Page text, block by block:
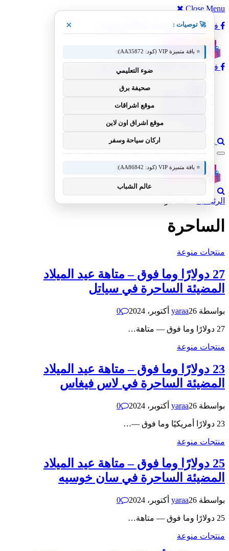
Close Menu
فيسبوك
X (Twitter)
فيسبوك الانستغرام
عطور رجالية
زيوت عطرية
الرئيسية
الساحرة
منتجات منوعة
27 دولارًا وما فوق – متاهة عيد الميلاد
المضيئة الساحرة في سياتل
بواسطة yaraa26 أكتوبر، 2024 0
27 دولارًا وما فوق — متاهة…
منتجات منوعة
23 دولارًا وما فوق – متاهة عيد الميلاد
المضيئة الساحرة في لاس فيغاس
بواسطة yaraa26 أكتوبر، 2024 0
23 دولارًا أمريكيًا وما فوق —…
منتجات منوعة
25 دولارًا وما فوق – متاهة عيد الميلاد
المضيئة الساحرة في سان خوسيه
بواسطة yaraa26 أكتوبر، 2024 0
25 دولارًا وما فوق — متاهة…
منتجات منوعة
🚀 توصيات : ×
⭐ باقة متميزة VIP (كود: AA35872):
ضوء التعليمي
صحيفة برق
موقع اشراقات
موقع اشراق اون لاين
اركان سياحة وسفر
⭐ باقة متميزة VIP (كود: AA86842):
عالم الشباب